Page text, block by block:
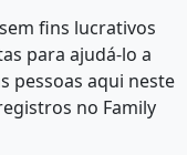
fins lucrativos
para ajudá-lo a
pessoas aqui neste
no Family